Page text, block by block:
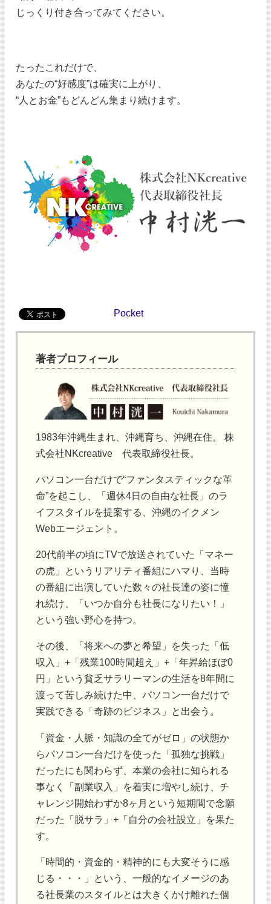
じっくり付き合ってみてください。
たったこれだけで、
あなたの“好感度”は確実に上がり、
“人とお金”もどんどん集まり続けます。
Pocket
著者プロフィール
1983年沖縄生まれ、沖縄育ち、沖縄在住。 株
式会社NKcreative 代表取締役社長。
パソコン一台だけで“ファンタスティックな革
命”を起こし、「週休4日の自由な社長」のラ
イフスタイルを提案する、沖縄のイクメン
Webエージェント。
20代前半の頃にTVで放送されていた「マネー
の虎」というリアリティ番組にハマり、当時
の番組に出演していた数々の社長達の姿に憧
れ続け、「いつか自分も社長になりたい！」
という強い野心を持つ。
その後、「将来への夢と希望」を失った「低
収入」+「残業100時間超え」+「年昇給ほぼ0
円」という貧乏サラリーマンの生活を8年間に
渡って苦しみ続けた中、パソコン一台だけで
実践できる「奇跡のビジネス」と出会う。
「資金・人脈・知識の全てがゼロ」の状態か
らパソコン一台だけを使った「孤独な挑戦」
だったにも関わらず、本業の会社に知られる
事なく「副業収入」を着実に増やし続け、チ
ャレンジ開始わずか8ヶ月という短期間で念願
だった「脱サラ」+「自分の会社設立」を果た
す。
「時間的・資金的・精神的にも大変そうに感
じる・・・」という、一般的なイメージのあ
る社長業のスタイルとは大きくかけ離れた個